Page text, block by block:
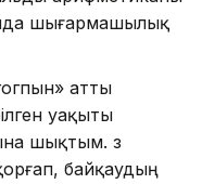
шығармашылық
атты
уақыты
шықтым. Өз
байқаудың